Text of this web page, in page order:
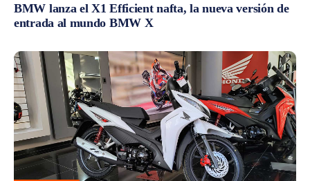
BMW lanza el X1 Efficient nafta, la nueva versión de
entrada al mundo BMW X